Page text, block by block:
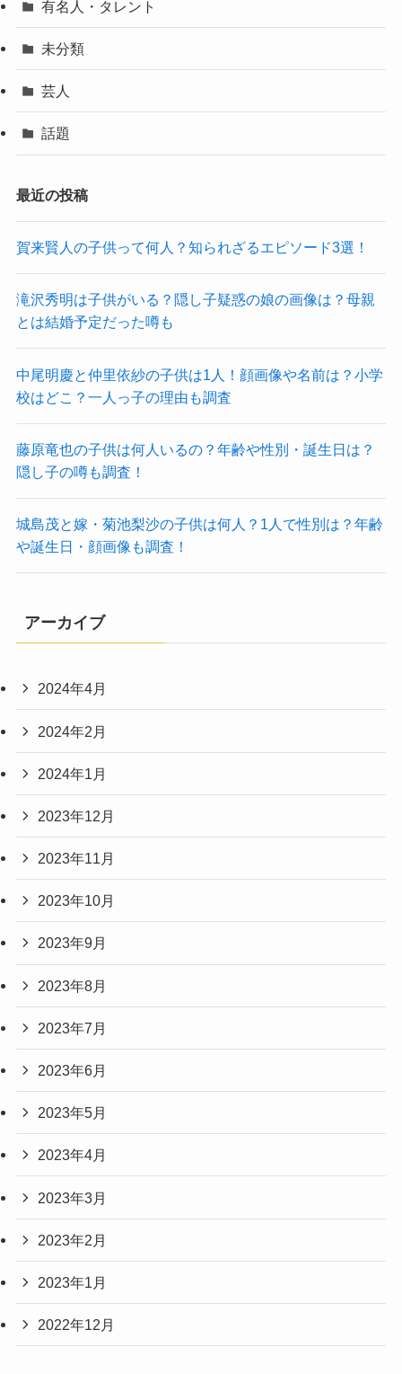
有名人・タレント
未分類
芸人
話題
最近の投稿
賀来賢人の子供って何人？知られざるエピソード3選！
滝沢秀明は子供がいる？隠し子疑惑の娘の画像は？母親
とは結婚予定だった噂も
中尾明慶と仲里依紗の子供は1人！顔画像や名前は？小学
校はどこ？一人っ子の理由も調査
藤原竜也の子供は何人いるの？年齢や性別・誕生日は？
隠し子の噂も調査！
城島茂と嫁・菊池梨沙の子供は何人？1人で性別は？年齢
や誕生日・顔画像も調査！
アーカイブ
2024年4月
2024年2月
2024年1月
2023年12月
2023年11月
2023年10月
2023年9月
2023年8月
2023年7月
2023年6月
2023年5月
2023年4月
2023年3月
2023年2月
2023年1月
2022年12月